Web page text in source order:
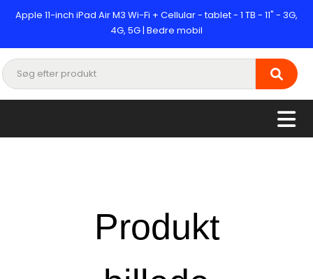
Apple 11-inch iPad Air M3 Wi-Fi + Cellular - tablet - 1 TB - 11" - 3G,
4G, 5G | Bedre mobil